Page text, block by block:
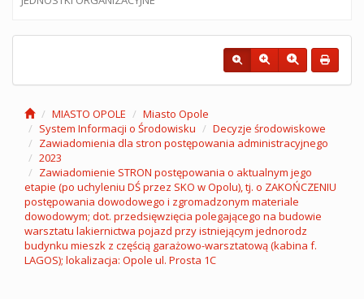
MIASTO OPOLE
Miasto Opole
System Informacji o Środowisku
Decyzje środowiskowe
Zawiadomienia dla stron postępowania administracyjnego
2023
Zawiadomienie STRON postępowania o aktualnym jego
etapie (po uchyleniu DŚ przez SKO w Opolu), tj. o ZAKOŃCZENIU
postępowania dowodowego i zgromadzonym materiale
dowodowym; dot. przedsięwzięcia polegającego na budowie
warsztatu lakiernictwa pojazd przy istniejącym jednorodz
budynku mieszk z częścią garażowo-warsztatową (kabina f.
LAGOS); lokalizacja: Opole ul. Prosta 1C